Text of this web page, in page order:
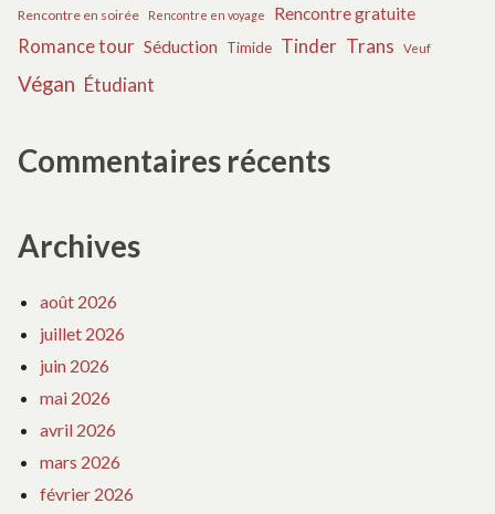
Rencontre en soirée Rencontre en voyage Rencontre gratuite
Romance tour Séduction Timide Tinder Trans Veuf
Végan Étudiant
Commentaires récents
Archives
août 2026
juillet 2026
juin 2026
mai 2026
avril 2026
mars 2026
février 2026